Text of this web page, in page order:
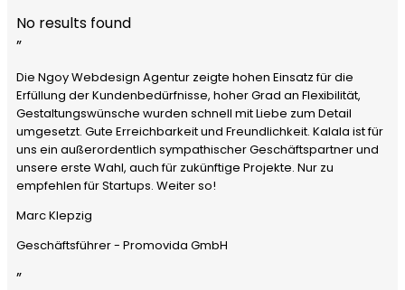
No results found
”
Die Ngoy Webdesign Agentur zeigte hohen Einsatz für die
Erfüllung der Kundenbedürfnisse, hoher Grad an Flexibilität,
Gestaltungswünsche wurden schnell mit Liebe zum Detail
umgesetzt. Gute Erreichbarkeit und Freundlichkeit. Kalala ist für
uns ein außerordentlich sympathischer Geschäftspartner und
unsere erste Wahl, auch für zukünftige Projekte. Nur zu
empfehlen für Startups. Weiter so!
Marc Klepzig
Geschäftsführer - Promovida GmbH
”